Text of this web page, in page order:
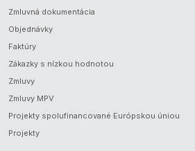
Zmluvná dokumentácia
Objednávky
Faktúry
Zákazky s nízkou hodnotou
Zmluvy
Zmluvy MPV
Projekty spolufinancované Európskou úniou
Projekty